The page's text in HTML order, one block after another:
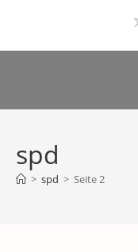
springen
spd
> spd > Seite 2